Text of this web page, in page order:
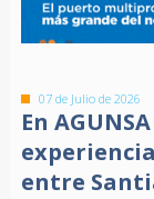
07 de Julio de 2026
En
entre